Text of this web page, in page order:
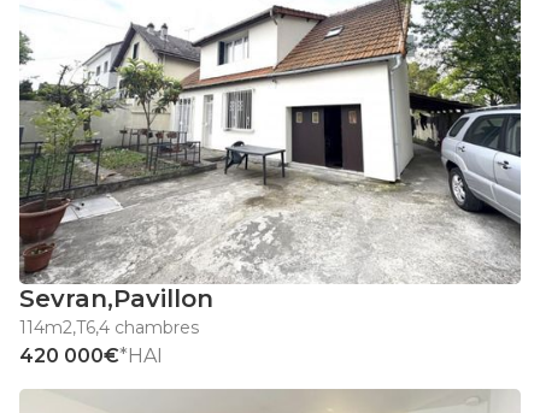
Sevran,Pavillon
114m2,T6,4 chambres
420 000€*HAI